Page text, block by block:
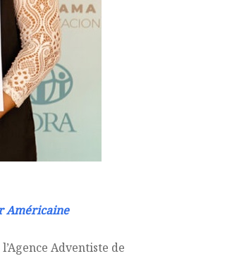
Américaine
Adventiste de